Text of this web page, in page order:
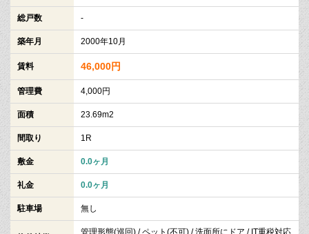
総戸数 -
築年月 2000年10月
賃料 46,000円
管理費 4,000円
面積 23.69m2
間取り 1R
敷金 0.0ヶ月
礼金 0.0ヶ月
駐車場 無し
管理形態(巡回) / ペット(不可) / 洗面所にドア / IT重税対応